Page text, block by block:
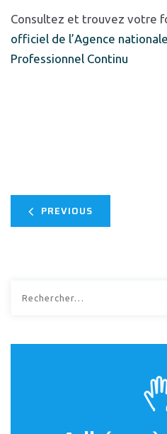
Consultez et trouvez votre
officiel de l’Agence
Professionnel Continu
PREVIOUS